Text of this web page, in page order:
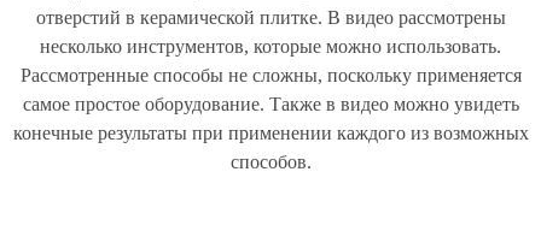
отверстий в керамической плитке. В видео рассмотрены
несколько инструментов, которые можно использовать.
Рассмотренные способы не сложны, поскольку применяется
самое простое оборудование. Также в видео можно увидеть
конечные результаты при применении каждого из возможных
способов.